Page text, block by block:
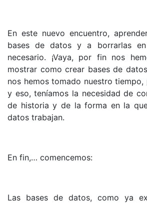
En este nuevo encuentro,
bases de datos y a borrarlas
necesario. ¡Vaya, por fin nos
mostrar como crear bases de
nos hemos tomado nuestro
y eso, teníamos la necesidad de
de historia y de la forma en la
datos trabajan.
En fin,… comencemos:
Las bases de datos, como ya